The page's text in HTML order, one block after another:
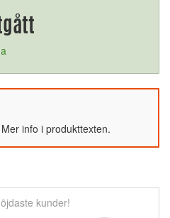
info i produkttexten.
kunder!